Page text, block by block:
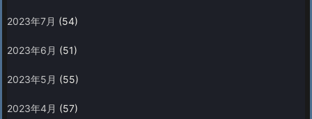
2023年7月 (54)
2023年6月 (51)
2023年5月 (55)
2023年4月 (57)